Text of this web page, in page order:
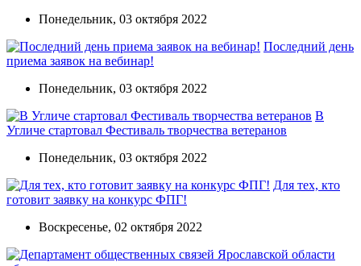
Понедельник, 03 октября 2022
Последний день
приема заявок на вебинар!
Понедельник, 03 октября 2022
В
Угличе стартовал Фестиваль творчества ветеранов
Понедельник, 03 октября 2022
Для тех, кто
готовит заявку на конкурс ФПГ!
Воскресенье, 02 октября 2022